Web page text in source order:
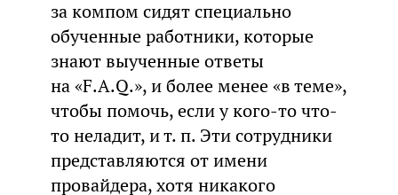
за компом сидят специально
обученные работники, которые
знают выученные ответы
на «F.A.Q.», и более менее «в теме»,
чтобы помочь, если у кого-то что-
то неладит, и т. п. Эти сотрудники
представляются от имени
провайдера, хотя никакого